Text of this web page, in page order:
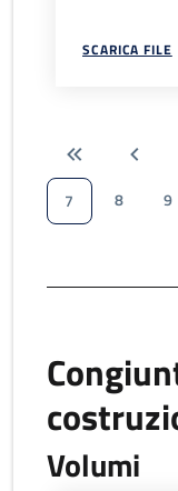
SCARICA FILE
7
8 9
Volumi